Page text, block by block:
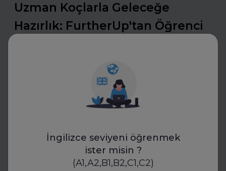
İngilizce seviyeni öğrenmek
ister misin ?
(A1,A2,B1,B2,C1,C2)
Uzman Koçlarla Geleceğe
Hazırlık: FurtherUp'tan Öğrenci
Uzman koçlarla geleceğe hazırlanın. FurtherUp’ın
öğrenci ve kariyer koçluğu ile hedeflerinizi netleştirin,
kariyer yolculuğunuzda güçlü adımlar atın.
Mülakatlara Hazırlan